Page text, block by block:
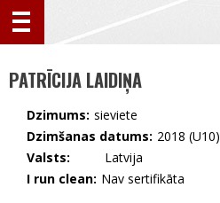
PATRĪCIJA LAIDIŅA
Dzimums: sieviete
Dzimšanas datums: 2018 (U10)
Valsts:
🇱🇻 Latvija
I run clean: Nav sertifikāta